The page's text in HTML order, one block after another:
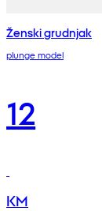
Ženski grudnjak
plunge model
12
KM